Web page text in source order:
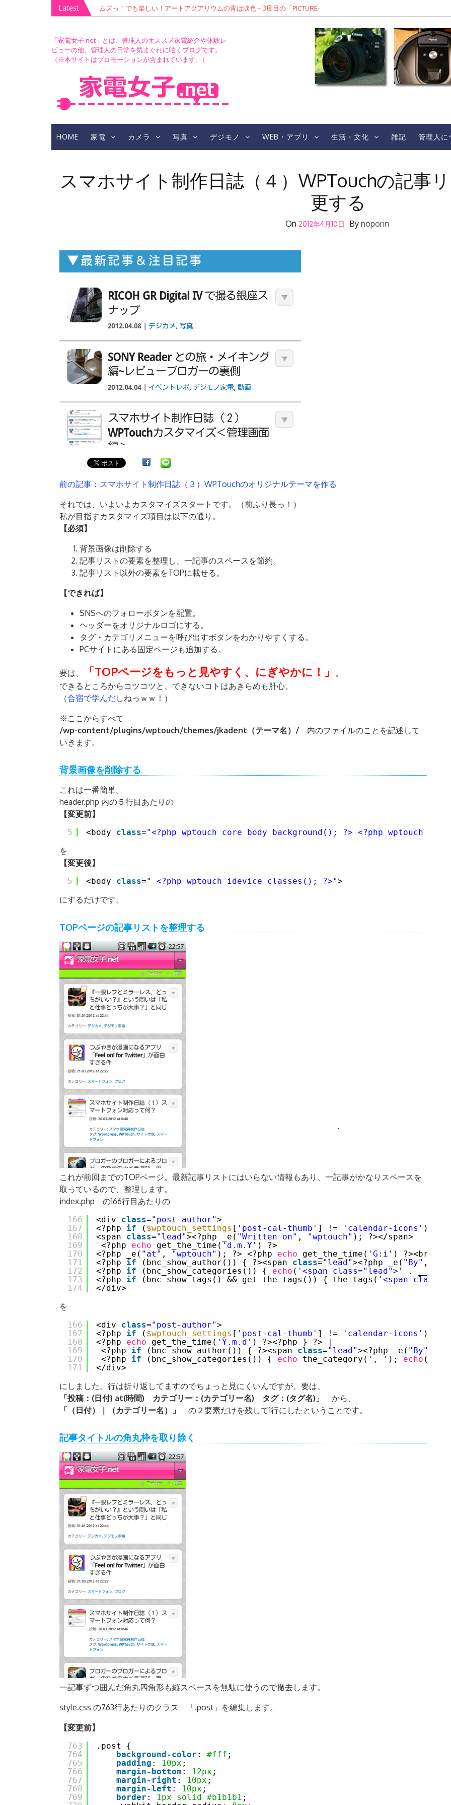
Latest
ムズっ！でも楽しい！アートアクアリウムの青は涙色～3度目の「PICTURE-
RIUM」撮影会
このレンズを推し活に捧ぐ！「TAMRON 70-300mm F/4.5-6.3 Di III RXD
（A047）」レビュー＆ささのま生誕祭LIVEレポ
「家電女子.net」とは、管理人のオススメ家電紹介や体験レ
ビューの他、管理人の日常を気まぐれに呟くブログです。
（※本サイトはプロモーションが含まれています。）
HOME 家電 カメラ 写真 デジモノ WEB・アプリ 生活・文化 雑記 管理人に
スマホサイト制作日誌（４）WPTouchの記事
更する
On 2012年4月10日 By noporin
前の記事：スマホサイト制作日誌（３）WPTouchのオリジナルテーマを作る
それでは、いよいよカスタマイズスタートです。（前ふり長っ！）
私が目指すカスタマイズ項目は以下の通り。
【必須】
背景画像は削除する
記事リストの要素を整理し、一記事のスペースを節約。
記事リスト以外の要素をTOPに載せる。
【できれば】
SNSへのフォローボタンを配置。
ヘッダーをオリジナルロゴにする。
タグ・カテゴリメニューを呼び出すボタンをわかりやすくする。
PCサイトにある固定ページも追加する。
要は、 「TOPページをもっと見やすく、にぎやかに！」
。
できるところからコツコツと、できないコトはあきらめも肝心。
（合宿で学んだしねっｗｗ！）
※ここからすべて
/wp-content/plugins/wptouch/themes/jkadent（テーマ名）/ 内のファイルのことを記述して
いきます。
背景画像を削除する
これは一番簡単。
header.php 内の５行目あたりの
【変更前】
5 <body class="<?php wptouch_core_body_background(); ?> <?php
を
【変更後】
5 <body class=" <?php wptouch_idevice_classes(); ?>">
にするだけです。
TOPページの記事リストを整理する
これが前回までのTOPページ。最新記事リストにはいらない情報もあり、一記事がかなりスペースを
取っているので、整理します。
index.php の166行目あたりの
166
167
168
169
170
171
172
173
174
<div class="post-author">
<?php if ( $wptouch_settings [ 'post-cal-thumb' ] != 'calendar-icons' ) { ?>
<span class="lead"><?php _e( "Written on" , "wptouch" ); ?></span>
<?php echo get_the_time( 'd.m.Y' ) ?>
<?php _e( "at" , "wptouch" ); ?> <?php echo get_the_time( 'G:i' ) ?><br /
<?php if (bnc_show_author()) { ?><span class="lead"><?php _e( "By" ,
<?php if (bnc_show_categories()) { echo ( '<span class="lead">' . __(
<?php if (bnc_show_tags() && get_the_tags()) { the_tags( '<span
</div>
を
166
167
168
169
170
171
<div class="post-author">
<?php if ( $wptouch_settings [ 'post-cal-thumb' ] != 'calendar-icons' ) {
<?php echo get_the_time( 'Y.m.d' ) ?><?php } ?> |
<?php if (bnc_show_author()) { ?><span class="lead"><?php _e( "By"
<?php if (bnc_show_categories()) { echo the_category( ', ' ); echo (
</div>
にしました。行は折り返してますのでちょっと見にくいんですが、要は、
「投稿：(日付) at(時間) カテゴリー：(カテゴリー名) タグ：(タグ名)」
から、
「（日付）｜（カテゴリー名）」
の２要素だけを残して1行にしたということです。
記事タイトルの角丸枠を取り除く
一記事ずつ囲んだ角丸四角形も縦スペースを無駄に使うので撤去します。
style.css の763行あたりのクラス 「.post」を編集します。
【変更前】
763
764
765
766
767
768
769
.post {
background-color : #fff ;
padding : 10px ;
margin-bottom : 12px ;
margin-right : 10px ;
margin-left : 10px ;
border : 1px solid #b1b1b1 ;